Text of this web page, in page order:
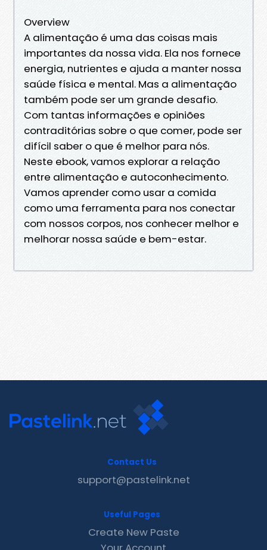
Overview
A alimentação é uma das coisas mais
importantes da nossa vida. Ela nos fornece
energia, nutrientes e ajuda a manter nossa
saúde física e mental. Mas a alimentação
também pode ser um grande desafio.
Com tantas informações e opiniões
contraditórias sobre o que comer, pode ser
difícil saber o que é melhor para nós.
Neste ebook, vamos explorar a relação
entre alimentação e autoconhecimento.
Vamos aprender como usar a comida
como uma ferramenta para nos conectar
com nossos corpos, nos conhecer melhor e
melhorar nossa saúde e bem-estar.
Contact Us
support@pastelink.net
Useful Pages
Create New Paste